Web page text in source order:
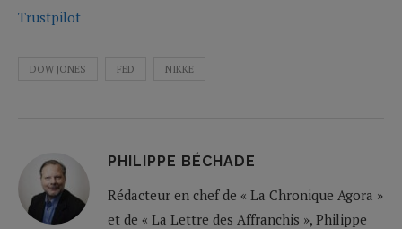
Trustpilot
DOW JONES FED NIKKE
PHILIPPE BÉCHADE
Rédacteur en chef de « La Chronique Agora »
et de « La Lettre des Affranchis », Philippe